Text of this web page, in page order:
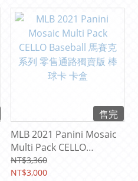
售完
MLB 2021 Panini Mosaic
Multi Pack CELLO
Baseball 馬賽克系列 零售
通路獨賣版 棒球卡 卡盒
NT$3,360
NT$3,000